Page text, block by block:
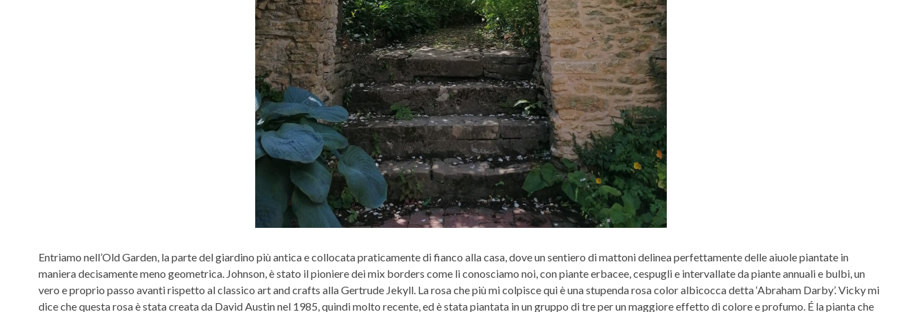
Entriamo nell’Old Garden, la parte del giardino più antica e collocata praticamente di fianco alla casa, dove un sentiero di mattoni delinea perfettamente delle aiuole piantate in
maniera decisamente meno geometrica. Johnson, è stato il pioniere dei mix borders come li conosciamo noi, con piante erbacee, cespugli e intervallate da piante annuali e bulbi, un
vero e proprio passo avanti rispetto al classico art and crafts alla Gertrude Jekyll. La rosa che più mi colpisce qui è una stupenda rosa color albicocca detta ‘Abraham Darby’. Vicky mi
dice che questa rosa è stata creata da David Austin nel 1985, quindi molto recente, ed è stata piantata in un gruppo di tre per un maggiore effetto di colore e profumo. É la pianta che